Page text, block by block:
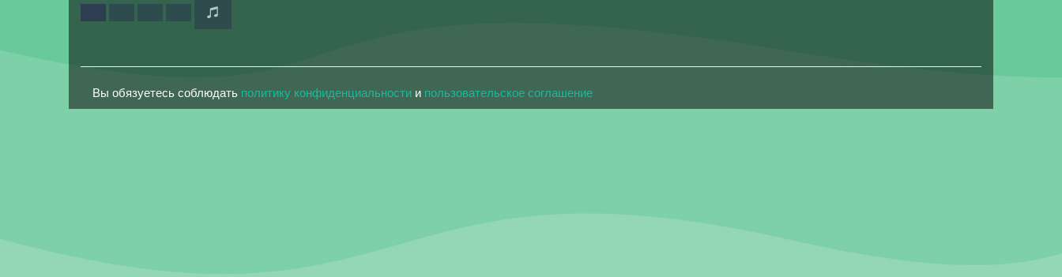
Вы обязуетесь соблюдать политику конфиденциальности и пользовательское соглашение